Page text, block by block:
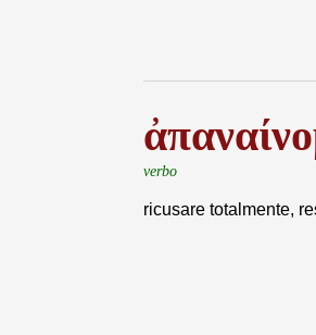
verbo
ricusare totalmente,